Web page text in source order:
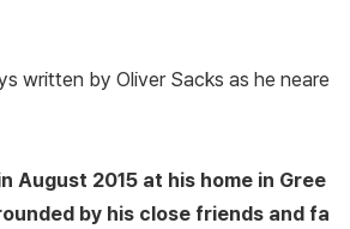
고유한 방식을 포착하고자 한 색스의 기록
의 이해를 바꾸었다는 평가를 받는다. 《뉴
의 계관시인”이라는 칭호를 얻었고, 록펠러
로 전이되어 세상을 떠나기 전까지 10여
자인 수전 배리와 이 책에 실린 편지들을 주
written by Oliver Sacks as he neare
August 2015 at his home in Gree
by his close friends and fa